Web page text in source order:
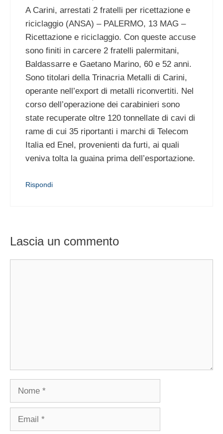
A Carini, arrestati 2 fratelli per ricettazione e
riciclaggio (ANSA) – PALERMO, 13 MAG –
Ricettazione e riciclaggio. Con queste accuse
sono finiti in carcere 2 fratelli palermitani,
Baldassarre e Gaetano Marino, 60 e 52 anni.
Sono titolari della Trinacria Metalli di Carini,
operante nell’export di metalli riconvertiti. Nel
corso dell’operazione dei carabinieri sono
state recuperate oltre 120 tonnellate di cavi di
rame di cui 35 riportanti i marchi di Telecom
Italia ed Enel, provenienti da furti, ai quali
veniva tolta la guaina prima dell’esportazione.
Rispondi
Lascia un commento